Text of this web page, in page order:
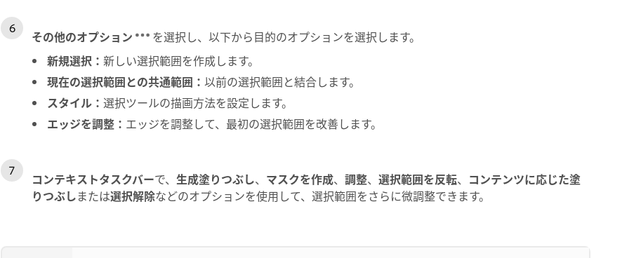
その他のオプション
を選択し、以下から目的のオプションを選択します。
新規選択 ： 新しい選択範囲を作成します。
現在の選択範囲との共通範囲 ： 以前の選択範囲と結合します。
スタイル ： 選択ツールの描画方法を設定します。
エッジを調整 ： エッジを調整して、最初の選択範囲を改善します。
コンテキストタスクバーで、 生成塗りつぶし、 マスクを作成、 調整、 選択範囲を反転、 コンテンツに応じた塗
りつぶしまたは選択解除などのオプションを使用して、選択範囲をさらに微調整できます。